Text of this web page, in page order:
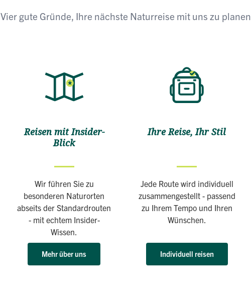
Vier gute Gründe, Ihre nächste Naturreise mit uns zu planen
Reisen mit Insider-
Blick
Wir führen Sie zu
besonderen Naturorten
abseits der Standardrouten
- mit echtem Insider-
Wissen.
Mehr über uns
Ihre Reise, Ihr Stil
Jede Route wird individuell
zusammengestellt - passend
zu Ihrem Tempo und Ihren
Wünschen.
Individuell reisen